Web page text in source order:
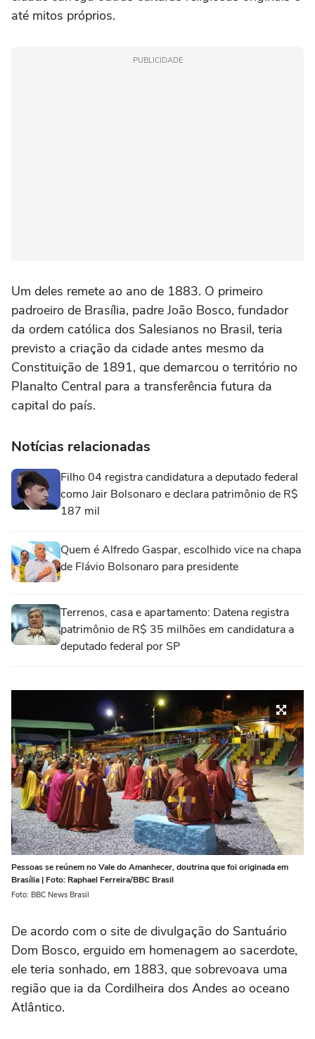
até mitos próprios.
PUBLICIDADE
Um deles remete ao ano de 1883. O primeiro
padroeiro de Brasília, padre João Bosco, fundador
da ordem católica dos Salesianos no Brasil, teria
previsto a criação da cidade antes mesmo da
Constituição de 1891, que demarcou o território no
Planalto Central para a transferência futura da
capital do país.
Notícias relacionadas
Filho 04 registra candidatura a deputado federal
como Jair Bolsonaro e declara patrimônio de R$
187 mil
Quem é Alfredo Gaspar, escolhido vice na chapa
de Flávio Bolsonaro para presidente
Terrenos, casa e apartamento: Datena registra
patrimônio de R$ 35 milhões em candidatura a
deputado federal por SP
Pessoas se reúnem no Vale do Amanhecer, doutrina que foi originada em
Brasília | Foto: Raphael Ferreira/BBC Brasil
Foto: BBC News Brasil
De acordo com o site de divulgação do Santuário
Dom Bosco, erguido em homenagem ao sacerdote,
ele teria sonhado, em 1883, que sobrevoava uma
região que ia da Cordilheira dos Andes ao oceano
Atlântico.